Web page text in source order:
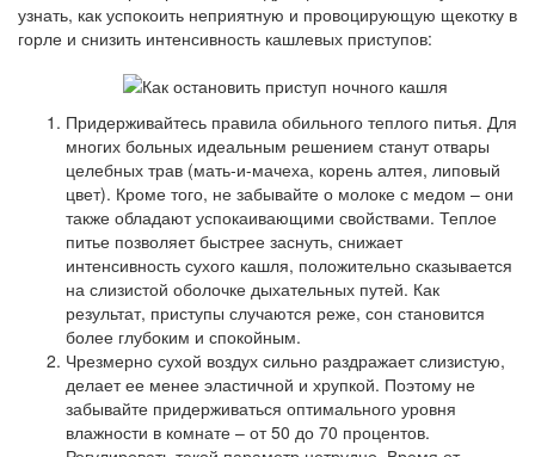
узнать, как успокоить неприятную и провоцирующую щекотку в
горле и снизить интенсивность кашлевых приступов:
Придерживайтесь правила обильного теплого питья. Для
многих больных идеальным решением станут отвары
целебных трав (мать-и-мачеха, корень алтея, липовый
цвет). Кроме того, не забывайте о молоке с медом – они
также обладают успокаивающими свойствами. Теплое
питье позволяет быстрее заснуть, снижает
интенсивность сухого кашля, положительно сказывается
на слизистой оболочке дыхательных путей. Как
результат, приступы случаются реже, сон становится
более глубоким и спокойным.
Чрезмерно сухой воздух сильно раздражает слизистую,
делает ее менее эластичной и хрупкой. Поэтому не
забывайте придерживаться оптимального уровня
влажности в комнате – от 50 до 70 процентов.